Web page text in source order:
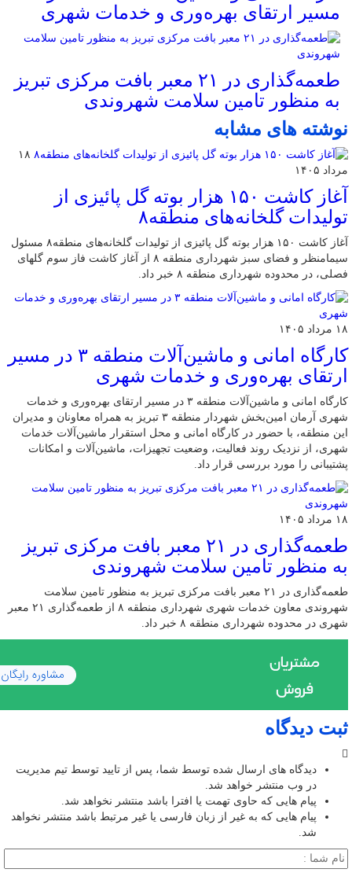
مسیر ارتقای بهره‌وری و خدمات شهری
طعمه‌گذاری در ۲۱ معبر بافت مرکزی تبریز
به منظور تامین سلامت شهروندی
نوشته های مشابه
۱۸
مرداد ۱۴۰۵
آغاز کاشت ۱۵۰ هزار بوته گل پائیزی از
تولیدات گلخانه‌های منطقه۸
آغاز کاشت ۱۵۰ هزار بوته گل پائیزی از تولیدات گلخانه‌های منطقه۸ مسئول
سیمامنظر و فضای سبز شهرداری منطقه ۸ از آغاز کاشت فاز سوم گلهای
فصلی، در محدوده شهرداری منطقه ۸ خبر داد.
۱۸ مرداد ۱۴۰۵
کارگاه امانی و ماشین‌آلات منطقه ۳ در مسیر
ارتقای بهره‌وری و خدمات شهری
کارگاه امانی و ماشین‌آلات منطقه ۳ در مسیر ارتقای بهره‌وری و خدمات
شهری آرمان امین‌بخش شهردار منطقه ۳ تبریز به همراه معاونان و مدیران
این منطقه، با حضور در کارگاه امانی و محل استقرار ماشین‌آلات خدمات
شهری، از نزدیک روند فعالیت، وضعیت تجهیزات، ماشین‌آلات و امکانات
پشتیبانی را مورد بررسی قرار داد.
۱۸ مرداد ۱۴۰۵
طعمه‌گذاری در ۲۱ معبر بافت مرکزی تبریز
به منظور تامین سلامت شهروندی
طعمه‌گذاری در ۲۱ معبر بافت مرکزی تبریز به منظور تامین سلامت
شهروندی معاون خدمات شهری شهرداری منطقه ۸ از طعمه‌گذاری ۲۱ معبر
شهری در محدوده شهرداری منطقه ۸ خبر داد.
ثبت دیدگاه
دیدگاه های ارسال شده توسط شما، پس از تایید توسط تیم مدیریت
در وب منتشر خواهد شد.
پیام هایی که حاوی تهمت یا افترا باشد منتشر نخواهد شد.
پیام هایی که به غیر از زبان فارسی یا غیر مرتبط باشد منتشر نخواهد
شد.